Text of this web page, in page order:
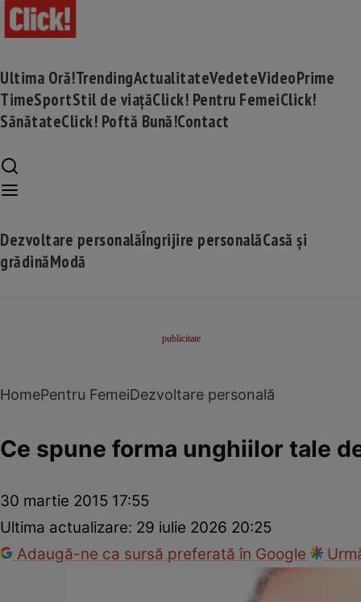
Ultima Oră!TrendingActualitateVedeteVideoPrime
TimeSportStil de viațăClick! Pentru FemeiClick!
SănătateClick! Poftă Bună!Contact
Dezvoltare personalăÎngrijire personalăCasă și
grădinăModă
HomePentru FemeiDezvoltare personală
Ce spune forma unghiilor tale
30 martie 2015 17:55
Ultima actualizare: 29 iulie 2026 20:25
Adaugă-ne ca sursă preferată în Google